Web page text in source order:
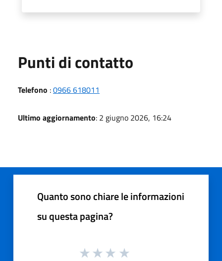
Punti di contatto
Telefono :0966 618011
Ultimo aggiornamento: 2 giugno 2026, 16:24
Quanto sono chiare le informazioni
su questa pagina?